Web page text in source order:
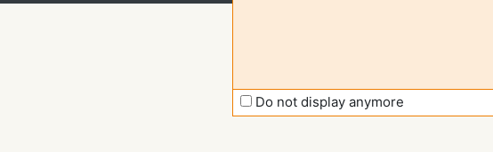
Do not display anymore